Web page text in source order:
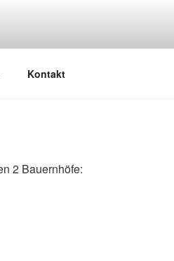
Kontakt
2 Bauernhöfe: